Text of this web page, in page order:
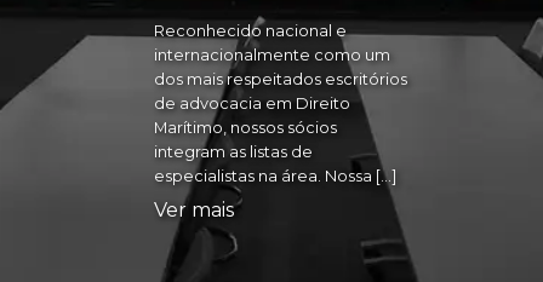
Reconhecido nacional e
internacionalmente como um
dos mais respeitados escritórios
de advocacia em Direito
Marítimo, nossos sócios
integram as listas de
especialistas na área. Nossa […]
Ver mais